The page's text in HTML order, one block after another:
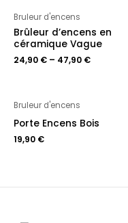
Bruleur d'encens
Brûleur d’encens en
céramique Vague
24,90 € – 47,90 €
Bruleur d'encens
Porte Encens Bois
19,90 €